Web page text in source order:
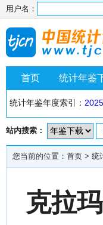
用户名：
首页 统计年鉴
统计年鉴年度索引： 2025
站内搜索：
您当前的位置： 首页 > 统
克拉